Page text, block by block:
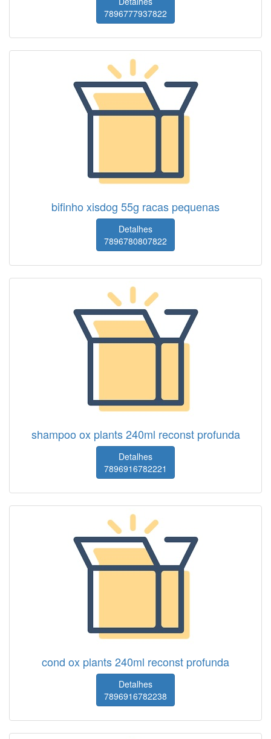
7896777937822
bifinho xisdog 55g racas pequenas
Detalhes
7896780807822
shampoo ox plants 240ml reconst profunda
Detalhes
7896916782221
cond ox plants 240ml reconst profunda
Detalhes
7896916782238